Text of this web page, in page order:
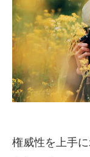
権威性を上手